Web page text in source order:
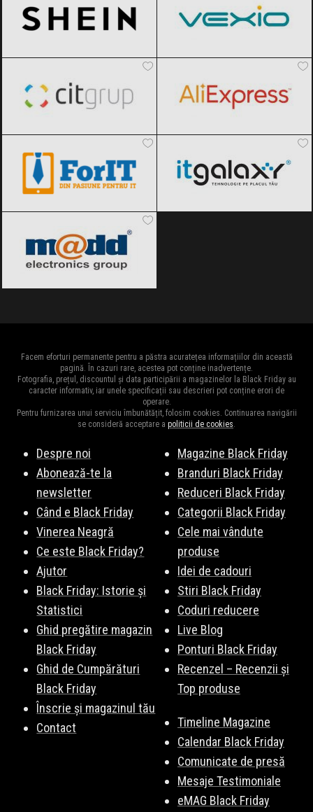
Facem eforturi permanente pentru a păstra acuratețea informațiilor din această
pagină. În cazuri rare, acestea pot conține inadvertențe.
Fotografia, prețul, discountul și data participării a magazinelor la Black Friday au
caracter informativ, iar unele specificații sau descrieri pot conține erori de
operare.
Pentru furnizarea unui serviciu îmbunătățit, folosim cookies. Continuarea navigării
se consideră acceptare a politicii de cookies.
Despre noi
Abonează-te la
newsletter
Când e Black Friday
Vinerea Neagră
Ce este Black Friday?
Ajutor
Black Friday: Istorie și
Statistici
Ghid pregătire magazin
Black Friday
Ghid de Cumpărături
Black Friday
Înscrie și magazinul tău
Contact
Magazine Black Friday
Branduri Black Friday
Reduceri Black Friday
Categorii Black Friday
Cele mai vândute
produse
Idei de cadouri
Stiri Black Friday
Coduri reducere
Live Blog
Ponturi Black Friday
Recenzel – Recenzii și
Top produse
Timeline Magazine
Calendar Black Friday
Comunicate de presă
Mesaje Testimoniale
eMAG Black Friday